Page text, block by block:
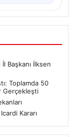
Başkanı İlksen
Toplamda 50
Gerçekleşti
Kararı